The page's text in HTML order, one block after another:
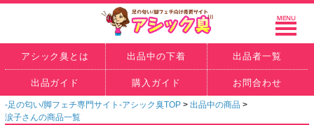
アシック臭とは 出品中の下着 出品者一覧
出品ガイド 購入ガイド お問合わせ
-足の匂い/脚フェチ専門サイト-アシック臭TOP > 出品中の商品 >
涙子さんの商品一覧